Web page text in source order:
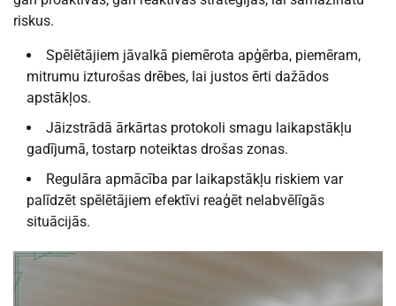
riskus.
Spēlētājiem jāvalkā piemērota apģērba, piemēram,
mitrumu izturošas drēbes, lai justos ērti dažādos
apstākļos.
Jāizstrādā ārkārtas protokoli smagu laikapstākļu
gadījumā, tostarp noteiktas drošas zonas.
Regulāra apmācība par laikapstākļu riskiem var
palīdzēt spēlētājiem efektīvi reaģēt nelabvēlīgās
situācijās.